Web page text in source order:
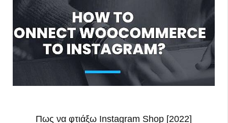
Πως να φτιάξω Instagram Shop [2022]